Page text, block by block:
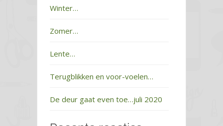
Winter…
Zomer…
Lente…
Terugblikken en voor-voelen…
De deur gaat even toe…juli 2020